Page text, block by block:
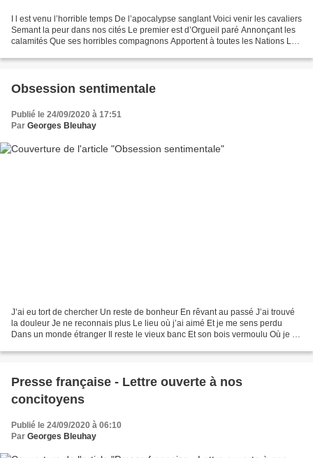
I l est venu l’horrible temps De l’apocalypse sanglant Voici venir les cavaliers
Semant la peur dans nos cités Le premier est d’Orgueil paré Annonçant les
calamités Que ses horribles compagnons Apportent à toutes les Nations Le
Obsession sentimentale
Publié le 24/09/2020 à 17:51
Par Georges Bleuhay
J’ai eu tort de chercher Un reste de bonheur En rêvant au passé J’ai trouvé
la douleur Je ne reconnais plus Le lieu où j’ai aimé Et je me sens perdu
Dans un monde étranger Il reste le vieux banc Et son bois vermoulu Où je fis
Presse française - Lettre ouverte à nos
concitoyens
Publié le 24/09/2020 à 06:10
Par Georges Bleuhay